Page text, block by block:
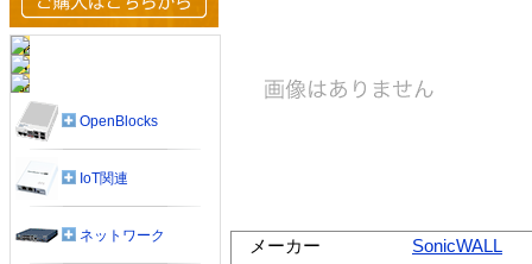
メーカー
SonicWALL
OpenBlocks
IoT関連
ネットワーク